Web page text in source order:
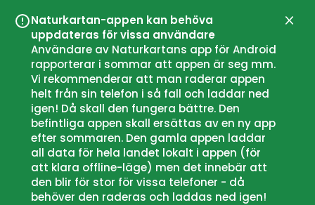
Naturkartan-appen kan behöva
uppdateras för vissa användare
Användare av Naturkartans app för Android
rapporterar i sommar att appen är seg mm.
Vi rekommenderar att man raderar appen
helt från sin telefon i så fall och laddar ned
igen! Då skall den fungera bättre. Den
befintliga appen skall ersättas av en ny app
efter sommaren. Den gamla appen laddar
all data för hela landet lokalt i appen (för
att klara offline-läge) men det innebär att
den blir för stor för vissa telefoner - då
behöver den raderas och laddas ned igen!